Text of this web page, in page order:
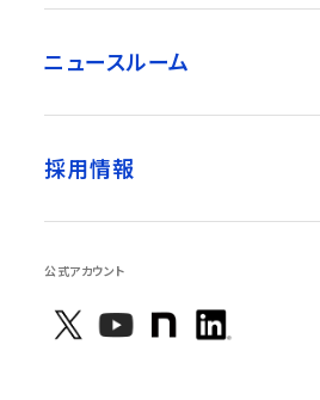
ニュースルーム
採用情報
公式アカウント